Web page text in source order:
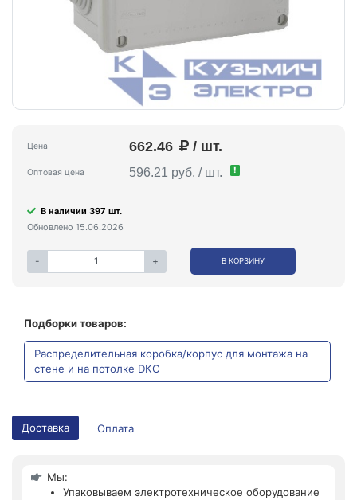
Цена 662.46 / шт.
Оптовая цена 596.21 руб. / шт. !
В наличии 397 шт.
Обновлено 15.06.2026
- + В КОРЗИНУ
Подборки товаров:
Распределительная коробка/корпус для монтажа на
стене и на потолке DKC
Доставка Оплата
Мы:
Упаковываем электротехническое оборудование